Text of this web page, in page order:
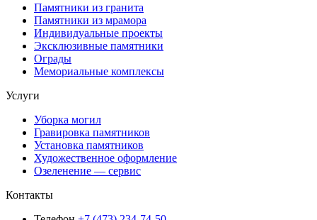
Памятники из гранита
Памятники из мрамора
Индивидуальные проекты
Эксклюзивные памятники
Ограды
Мемориальные комплексы
Услуги
Уборка могил
Гравировка памятников
Установка памятников
Художественное оформление
Озеленение — сервис
Контакты